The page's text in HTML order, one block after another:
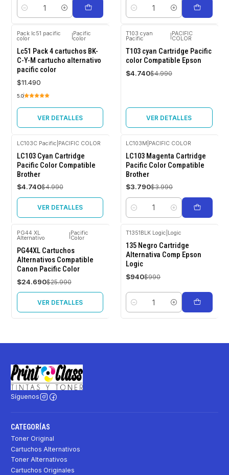
Cantidad Cantidad
Agotado
Pack lc51 pacific
color
Pacific
color
Lc51 Pack 4 cartuchos BK-
C-Y-M cartucho alternativo
pacific color
$11.490
5.0
VER DETALLES
OFF
Agotado
T103 cyan
Pacific
PACIFIC
COLOR
T103 cyan Cartridge Pacific
color Compatible Epson
$4.740$4.990
VER DETALLES
-5%
OFF
Agotado
LC103C Pacific PACIFIC COLOR
LC103 Cyan Cartridge
Pacific Color Compatible
Brother
$4.740$4.990
VER DETALLES
-5%
OFF
LC103M PACIFIC COLOR
LC103 Magenta Cartridge
Pacific Color Compatible
Brother
$3.790$3.990
Cantidad
OFF
Agotado
PG44 XL
Alternativo
Pacific
Color
PG44XL Cartuchos
Alternativos Compatible
Canon Pacific Color
$24.690$25.990
VER DETALLES
-5%
OFF
T1351BLK Logic Logic
135 Negro Cartridge
Alternativa Comp Epson
Logic
$940$990
Cantidad
Síguenos
CATEGORÍAS
Toner Original
Cartuchos Alternativos
Toner Alternativos
Cartuchos Originales